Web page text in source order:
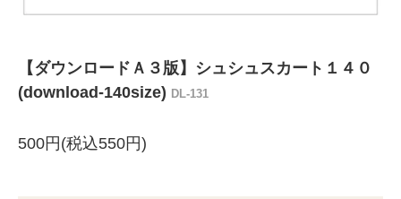
【ダウンロードＡ３版】シュシュスカート１４０
(download-140size) DL-131
500円(税込550円)